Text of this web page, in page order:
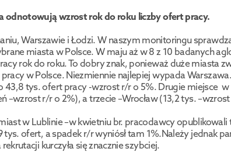
odnotowują wzrost rok do roku liczby ofert pracy.
Warszawie i Łodzi. W naszym monitoringu
miasta w Polsce. W maju aż w 8 z 10 badanych
rok do roku. To dobry znak, ponieważ duże miasta
w Polsce. Niezmiennie najlepiej wypada
tys. ofert pracy -wzrost r/r o 5%. Drugie miejsce
–wzrost r/r o 2%), a trzecie –Wrocław (13,2 tys.
w Lublinie –w kwietniu br. pracodawcy opublikowali
tys. ofert, a spadek r/r wyniósł tam 1%.Należy jednak
kurczyła się znacznie szybciej.